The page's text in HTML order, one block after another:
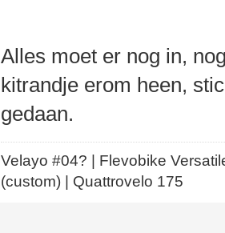
Alles moet er nog in,
kitrandje erom heen,
gedaan.
Velayo #04? | Flevobike
(custom) | Quattrovelo 175